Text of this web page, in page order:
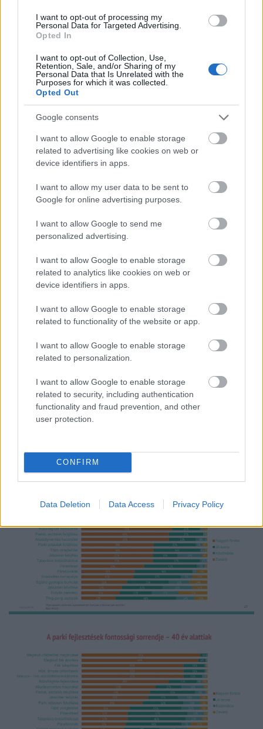
I want to opt-out of processing my
Personal Data for Targeted Advertising.
Opted In
I want to opt-out of Collection, Use,
Retention, Sale, and/or Sharing of my
Personal Data that Is Unrelated with the
Purposes for which it was collected.
Opted Out
Google consents
I want to allow Google to enable storage
related to advertising like cookies on web or
device identifiers in apps.
I want to allow my user data to be sent to
Google for online advertising purposes.
I want to allow Google to send me
personalized advertising.
I want to allow Google to enable storage
related to analytics like cookies on web or
device identifiers in apps.
I want to allow Google to enable storage
related to functionality of the website or app.
I want to allow Google to enable storage
related to personalization.
I want to allow Google to enable storage
related to security, including authentication
functionality and fraud prevention, and other
user protection.
CONFIRM
Data Deletion Data Access Privacy Policy
Nem és kor alapján: